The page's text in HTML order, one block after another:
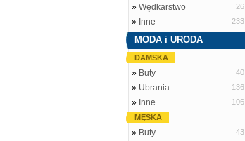
» Wędkarstwo 26
» Inne 233
MODA i URODA
DAMSKA
» Buty 40
» Ubrania 136
» Inne
106
MĘSKA
» Buty 43